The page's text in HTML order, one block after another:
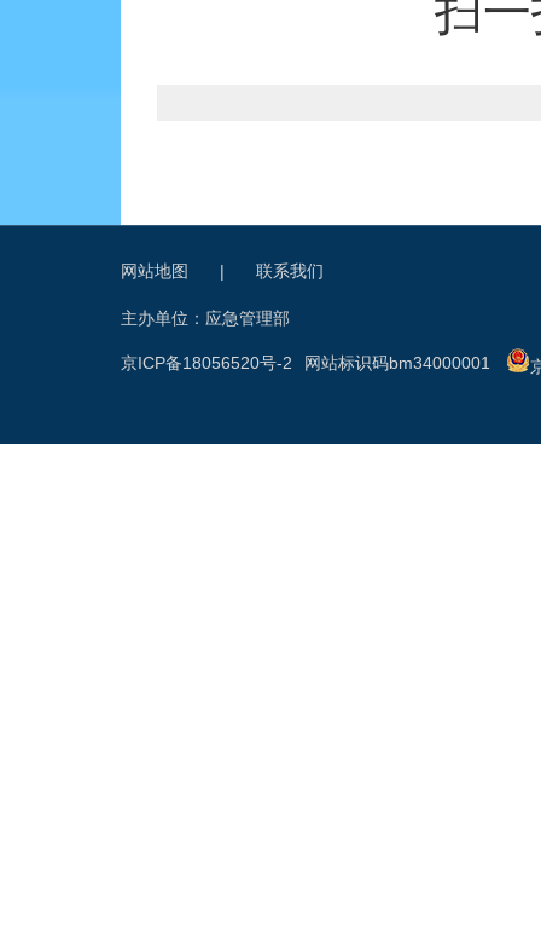
扫
网站地图 | 联系我们
主办单位：应急管理部
网站标识码bm34000001
京ICP备18056520号-2